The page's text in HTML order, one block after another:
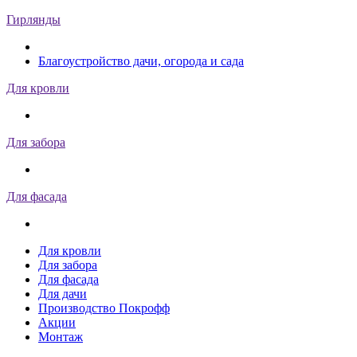
Гирлянды
Благоустройство дачи, огорода и сада
Для кровли
Для забора
Для фасада
Для кровли
Для забора
Для фасада
Для дачи
Производство Покрофф
Акции
Монтаж